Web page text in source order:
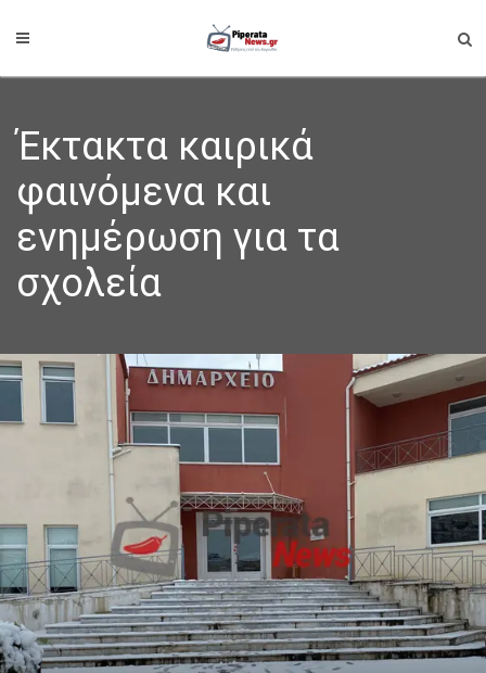
Έκτακτα καιρικά
φαινόμενα και
ενημέρωση για τα
σχολεία